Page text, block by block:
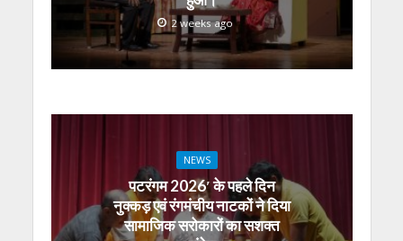
2 weeks ago
NEWS
पटरंगम 2026′ के पहले दिन
नुक्कड़ एवं रंगमंचीय नाटकों ने दिया
सामाजिक सरोकारों का सशक्त